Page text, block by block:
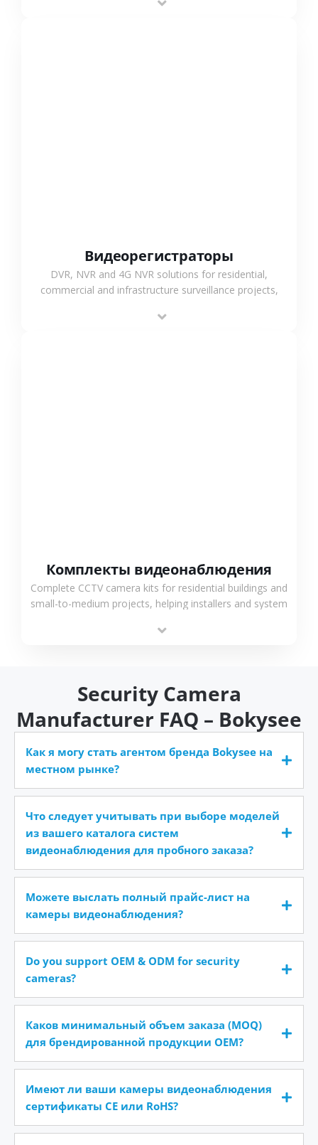
monitoring and flexible coverage.
Видеорегистраторы
DVR, NVR and 4G NVR solutions for residential,
commercial and infrastructure surveillance projects,
Комплекты видеонаблюдения
Complete CCTV camera kits for residential buildings and
small-to-medium projects, helping installers and system
time.
Security Camera
Manufacturer FAQ – Bokysee
Как я могу стать агентом бренда Bokysee на
местном рынке?
Что следует учитывать при выборе моделей
из вашего каталога систем
видеонаблюдения для пробного заказа?
Можете выслать полный прайс-лист на
камеры видеонаблюдения?
Do you support OEM & ODM for security
cameras?
Каков минимальный объем заказа (MOQ)
для брендированной продукции OEM?
Имеют ли ваши камеры видеонаблюдения
сертификаты CE или RoHS?